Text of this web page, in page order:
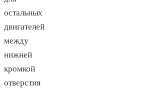
остальных
двигателей
между
нижней
кромкой
отверстия